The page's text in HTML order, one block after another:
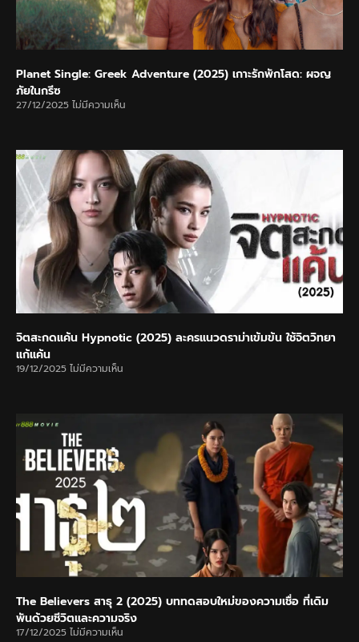
Planet Single: Greek Adventure (2025) เกาะรักพักโสด: ผจญ
ภัยในกรีซ
27/12/2025 ไม่มีความเห็น
จิตสะกดแค้น Hypnotic (2025) ละครแนวดราม่าเข้มข้น ใช้จิตวิทยา
แก้แค้น
19/12/2025 ไม่มีความเห็น
The Believers สาธุ 2 (2025) บททดสอบใหม่ของความเชื่อ ที่เดิม
พันด้วยชีวิตและความจริง
17/12/2025 ไม่มีความเห็น